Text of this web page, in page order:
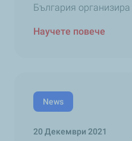
България
Научете повече
News
20 Декември 2021